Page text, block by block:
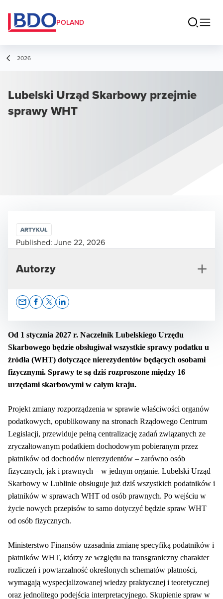
POLAND
2026
Lubelski Urząd Skarbowy przejmie
sprawy WHT
Od 1 stycznia 2027 r. Naczelnik Lubelskiego Urzędu
Skarbowego będzie obsługiwał wszystkie sprawy podatku u
źródła (WHT) dotyczące nierezydentów będących osobami
fizycznymi. Sprawy te są dziś rozproszone między 16
urzędami skarbowymi w całym kraju.
Projekt zmiany rozporządzenia w sprawie właściwości organów
podatkowych, opublikowany na stronach Rządowego Centrum
Legislacji, przewiduje pełną centralizację zadań związanych ze
zryczałtowanym podatkiem dochodowym pobieranym przez
płatników od dochodów nierezydentów – zarówno osób
fizycznych, jak i prawnych – w jednym organie. Lubelski Urząd
Skarbowy w Lublinie obsługuje już dziś wszystkich podatników i
płatników w sprawach WHT od osób prawnych. Po wejściu w
życie nowych przepisów to samo dotyczyć będzie spraw WHT
od osób fizycznych.
Ministerstwo Finansów uzasadnia zmianę specyfiką podatników i
płatników WHT, którzy ze względu na transgraniczny charakter
rozliczeń i powtarzalność określonych schematów płatności,
wymagają wyspecjalizowanej wiedzy praktycznej i teoretycznej
oraz jednolitego podejścia interpretacyjnego. Skupienie spraw w
ARTYKUŁ
Published: June 22, 2026
Autorzy
Ewa Matyszewska
Dyrektor ds. Komunikacji i Zrównoważonego Rozwoju